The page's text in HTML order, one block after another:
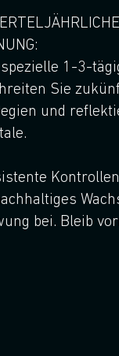
1-3-
Sie
und
bei. Bleib